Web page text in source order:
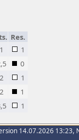
Res.
1
1
0
2
1
2
1
1
14.07.2026 13:23,